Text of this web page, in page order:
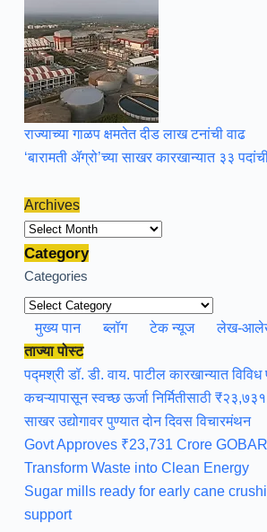
राज्याच्या गाळप क्षमतेत दीड लाख टनांची वाढ
‘बारामती ॲग्रो’च्या साखर कारखान्यात ३३
Archives
Archives
Category
Categories
मुख्य पान ब्लॉग टेक न्यूज लेख-
ताज्या पोस्ट
पद्मश्री डॉ. डी. वाय. पाटील कारखान्यात विविध
कचऱ्यापासून स्वच्छ ऊर्जा निर्मितीसाठी
साखर उद्योगावर पुण्यात दोन दिवस विचारमंथन
Govt Approves ₹23,731 Crore
Transform Waste into Clean Energy
Sugar mills ready for early cane
support